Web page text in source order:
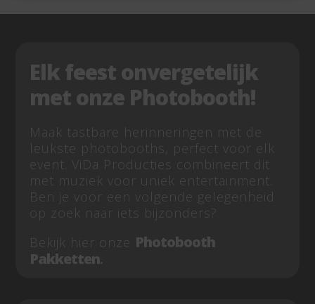
Elk feest onvergetelijk
met onze Photobooth!
Maak tastbare herinneringen met de
leukste photobooths, perfect voor elk
event. ViDa Producties combineert dit
met muziek voor uniek entertainment.
Ben je voor een volgende gelegenheid
op zoek naar iets bijzonders?
Bekijk hier onze Photobooth
Pakketten.